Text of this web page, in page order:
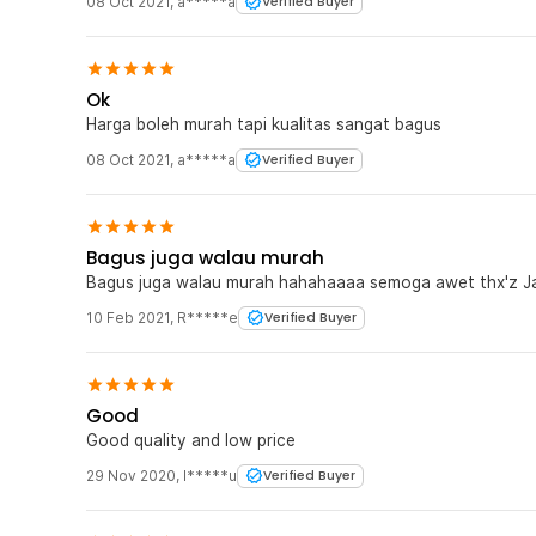
santai bersama keluarga. Suara nyaringnya
area ramai. Dengan bobot ringan dan material tahan
yang fungsional sekaligus stylish untuk penggunaan
Kelengkapan Produk
Rincian yang Anda dapatkan untuk pembelian produk ini:
Ok
Harga boleh murah tapi kualitas sangat bagus
08 Oct 2021, a*****a Verified Buyer
Bagus juga walau murah
Bagus juga walau murah
10 Feb 2021, R*****e Verified Buyer
Good
Good quality and low price
29 Nov 2020, I*****u Verified Buyer